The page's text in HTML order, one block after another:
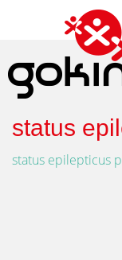
status
status epilepticus